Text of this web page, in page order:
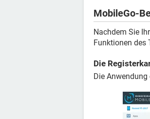
MobileGo-
Nachdem Sie
Funktionen des
Die
Die